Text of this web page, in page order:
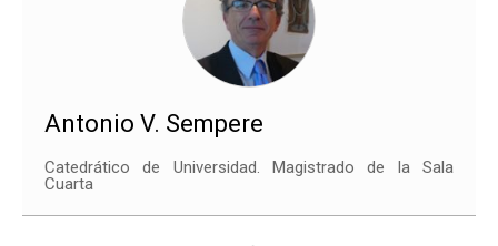
Antonio V. Sempere
Catedrático de Universidad. Magistrado de la Sala
Cuarta